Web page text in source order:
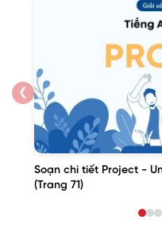
❮
Soạn chi tiết Project -
(Trang 71)